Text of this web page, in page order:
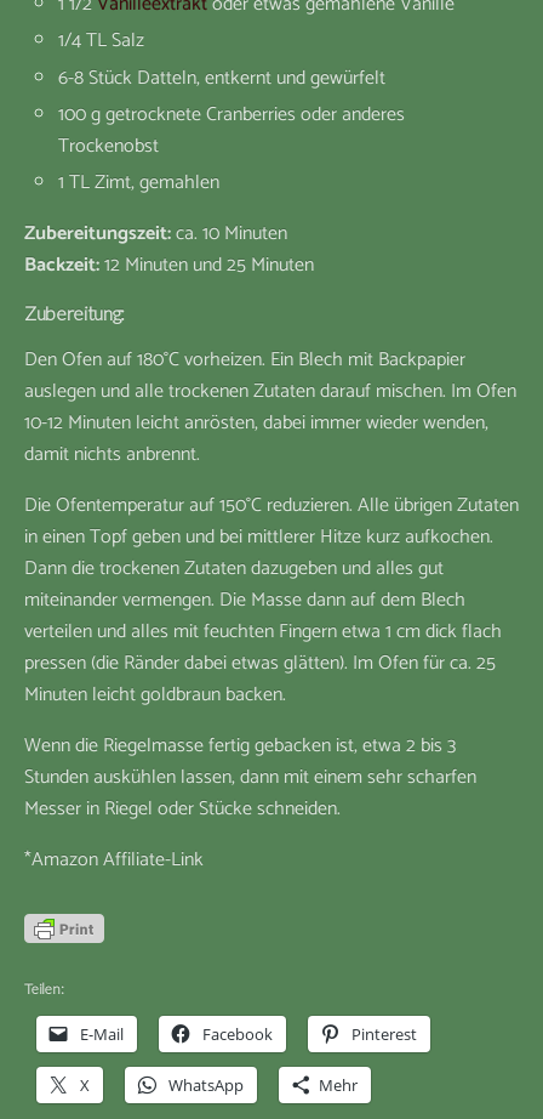
1/4 TL Salz
6-8 Stück Datteln, entkernt und gewürfelt
100 g getrocknete Cranberries oder anderes
Trockenobst
1 TL Zimt, gemahlen
Zubereitungszeit:ca. 10 Minuten
Backzeit:12 Minuten und 25 Minuten
Zubereitung:
Den Ofen auf 180°C vorheizen. Ein Blech mit Backpapier
auslegen und alle trockenen Zutaten darauf mischen. Im Ofen
10-12 Minuten leicht anrösten, dabei immer wieder wenden,
damit nichts anbrennt.
Die Ofentemperatur auf 150°C reduzieren. Alle übrigen Zutaten
in einen Topf geben und bei mittlerer Hitze kurz aufkochen.
Dann die trockenen Zutaten dazugeben und alles gut
miteinander vermengen. Die Masse dann auf dem Blech
verteilen und alles mit feuchten Fingern etwa 1 cm dick flach
pressen (die Ränder dabei etwas glätten). Im Ofen für ca. 25
Minuten leicht goldbraun backen.
Wenn die Riegelmasse fertig gebacken ist, etwa 2 bis 3
Stunden auskühlen lassen, dann mit einem sehr scharfen
Messer in Riegel oder Stücke schneiden.
*Amazon Affiliate-Link
Teilen:
E-Mail Facebook Pinterest
X WhatsApp Mehr